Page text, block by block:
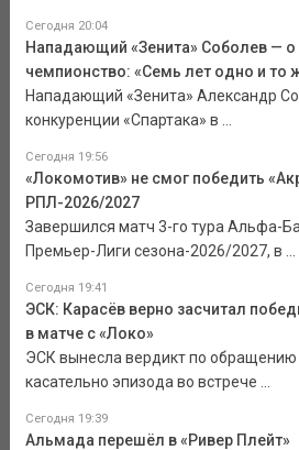
Сегодня 20:04
Нападающий «Зенита» Соболев — о
чемпионство: «Семь лет одно и то
Нападающий «Зенита» Александр
конкуренции «Спартака» в ...
Сегодня 19:56
«Локомотив» не смог победить
РПЛ-2026/2027
Завершился матч 3-го тура Альфа-
Премьер-Лиги сезона-2026/2027, в ...
Сегодня 19:41
ЭСК: Карасёв верно засчитал
в матче с «Локо»
ЭСК вынесла вердикт по обращению
касательно эпизода во встрече ...
Сегодня 19:39
Альмада перешёл в «Ривер Плейт»